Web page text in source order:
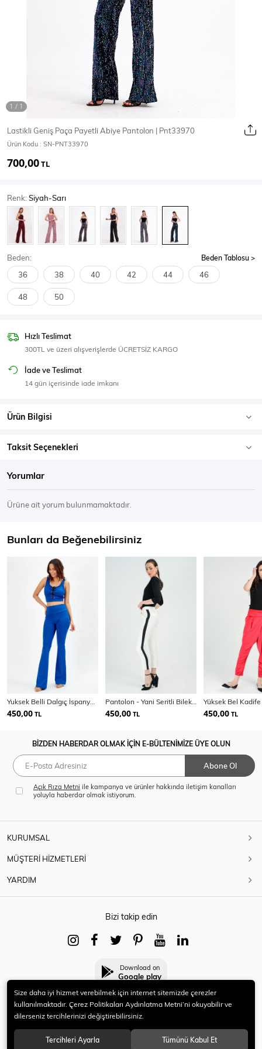
Mont & Kaban
T-Shirt
Body Atlet Crop & Büstiyer
SPOR GİYİM
Eşofman Üstü
Lastikli Geniş Paça Payetli Abiye Pantolon | Pnt33970
Ürün Kodu : SN-PNT33970
700,00TL
Renk:Siyah-Sarı
Beden: Beden Tablosu
36 38 40 42 44 46
48 50
Hızlı Teslimat
300TL ve üzeri alışverişlerde ÜCRETSİZ KARGO
İade ve Teslimat
14 gün içerisinde iade imkanı
Ürün Bilgisi
Taksit Seçenekleri
Yorumlar
Ürüne ait yorum bulunmamaktadır.
Bunları da Beğenebilirsiniz
450,00 TL 450,00 TL 450,00 TL
BİZDEN HABERDAR OLMAK İÇİN E-BÜLTENİMİZE ÜYE OLUN
Abone Ol
Açık Rıza Metni ile kampanya ve ürünler hakkında iletişim kanalları
yoluyla haberdar olmak istiyorum.
KURUMSAL
MÜŞTERİ HİZMETLERİ
YARDIM
Bizi takip edin
Download on
Google play
© 2021 HERYENİ. Tüm hakları saklıdır.
Size daha iyi hizmet verebilmek için internet sitemizde çerezler
kullanılmaktadır. Çerez Politikaları Aydınlatma Metni’ni okuyabilir ve
dilerseniz tercihlerinizi değiştirebilirsiniz.
Tercihleri Ayarla Tümünü Kabul Et